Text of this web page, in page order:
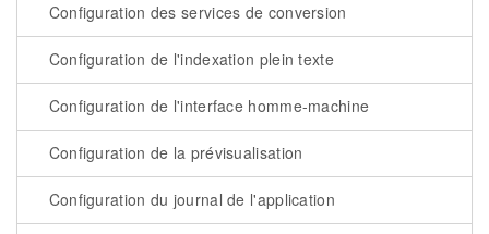
Configuration des services de conversion
Configuration de l'indexation plein texte
Configuration de l'interface homme-machine
Configuration de la prévisualisation
Configuration du journal de l'application